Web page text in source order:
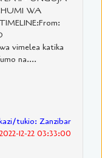
WA
vimelea katika
na....
tukio: Zanzibar
12-22 03:33:00